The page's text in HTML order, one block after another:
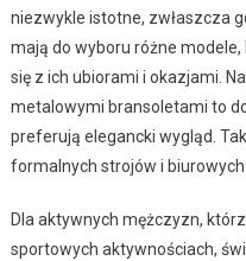
niezwykle istotne, zwłaszcza
mają do wyboru różne
się z ich ubiorami i okazjami.
metalowymi bransoletami to
preferują elegancki wygląd.
formalnych strojów i biurowych
Dla aktywnych mężczyzn,
sportowych aktywnościach,